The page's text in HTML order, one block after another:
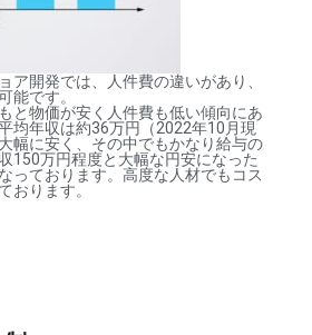
ア開発では、人件費の違いがあり、
能です。
と物価が安く人件費も低い傾向にあ
均年収は約36万円（2022年10月現
幅に安く、その中でもかなり給与の
150万円程度と大幅な円安になった
っております。高度な人材でもコス
おります。